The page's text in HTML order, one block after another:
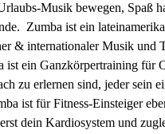
Musik bewegen, Spaß
Zumba ist ein
& internationaler Musik und
ist ein Ganzkörpertraining für
zu erlernen sind, jeder sein
ist für Fitness-Einsteiger
dein Kardiosystem und